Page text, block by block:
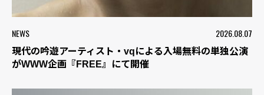
NEWS 2026.08.07
現代の吟遊アーティスト・vqによる入場無料の単独公演
がWWW企画『FREE』にて開催